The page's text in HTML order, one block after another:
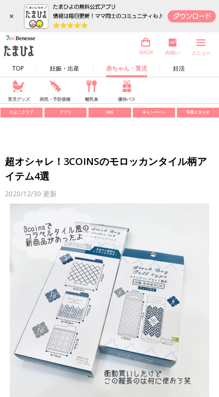
×
TOP 妊娠・出産 赤ちゃん・育児 妊活
SHOP 内祝い メニュー
育児グッズ 病気・予防接種 離乳食 優待パス
ひよこクラブ アプリ SNS キャンペーン 写真スタジオ
超オシャレ！3COINSのモロッカンタイル柄ア
イテム4選
2020/12/30 更新